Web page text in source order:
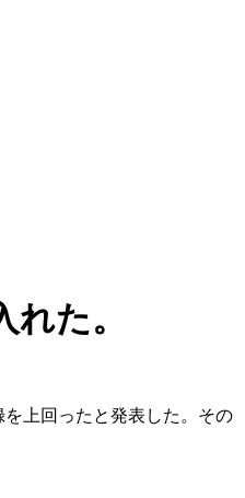
た。
を上回ったと発表した。その